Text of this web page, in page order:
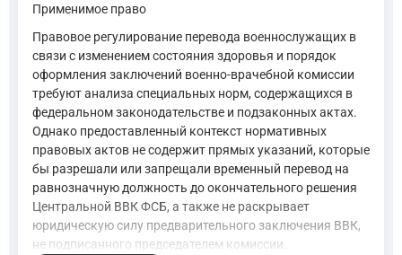
Применимое право
Правовое регулирование перевода военнослужащих в
связи с изменением состояния здоровья и порядок
оформления заключений военно-врачебной комиссии
требуют анализа специальных норм, содержащихся в
федеральном законодательстве и подзаконных актах.
Однако предоставленный контекст нормативных
правовых актов не содержит прямых указаний, которые
бы разрешали или запрещали временный перевод на
равнозначную должность до окончательного решения
Центральной ВВК ФСБ, а также не раскрывает
юридическую силу предварительного заключения ВВК,
не подписанного председателем комиссии.